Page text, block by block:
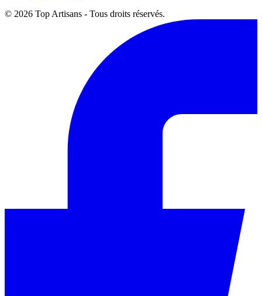
© 2026 Top Artisans - Tous droits réservés.